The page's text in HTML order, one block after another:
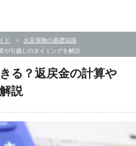
ド
火災保険の基礎知識
や引越しのタイミングを解説
る？返戻金の計算や
説